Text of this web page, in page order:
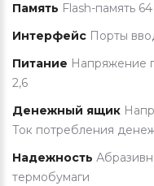
Память Flash-память
Интерфейс Порты
Питание Напряжение
2,6
Денежный ящик
Ток потребления
Надежность
термобумаги